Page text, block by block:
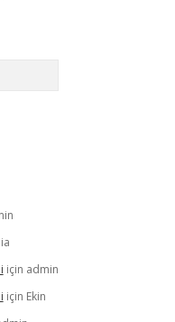
için admin
için Ekin